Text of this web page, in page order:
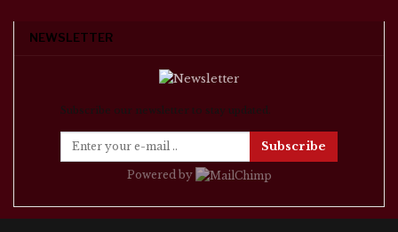
NEWSLETTER
Subscribe our newsletter to stay updated.
Subscribe
Powered by